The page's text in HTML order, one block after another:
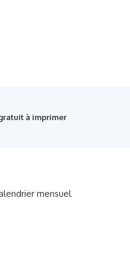
à imprimer
mensuel